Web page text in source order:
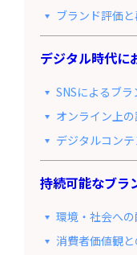
ブランド評価
デジタル時代に
SNSによるブ
オンライン上の
デジタルコン
持続可能なブラ
環境・社会への
消費者価値観